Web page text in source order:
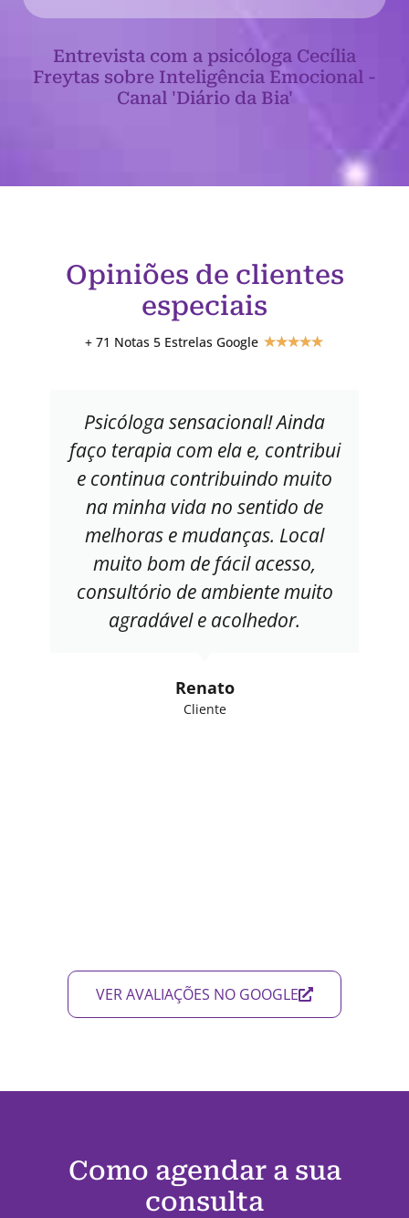
Entrevista com a psicóloga Cecília
Freytas sobre Inteligência Emocional -
Canal 'Diário da Bia'
Opiniões de clientes
especiais
+ 71 Notas 5 Estrelas Google ★★★★★
Psicóloga sensacional! Ainda
faço terapia com ela e, contribui
e continua contribuindo muito
na minha vida no sentido de
melhoras e mudanças. Local
muito bom de fácil acesso,
consultório de ambiente muito
agradável e acolhedor.
Renato
Cliente
VER AVALIAÇÕES NO GOOGLE
Como agendar a sua
consulta